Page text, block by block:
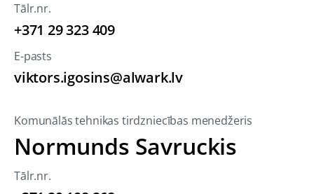
Tālr.nr.
+371 29 323 409
E-pasts
viktors.igosins@alwark.lv
Komunālās tehnikas tirdzniecības menedžeris
Normunds Savruckis
Tālr.nr.